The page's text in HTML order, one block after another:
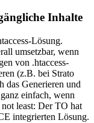
Inhalte
Lösung.
umsetzbar, wenn
von .htaccess-
(z.B. bei Strato
das Generieren und
einfach, wenn
least: Der TO hat
integrierten Lösung.